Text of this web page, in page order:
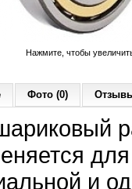
Нажмите, чтобы
Фото (0)
и